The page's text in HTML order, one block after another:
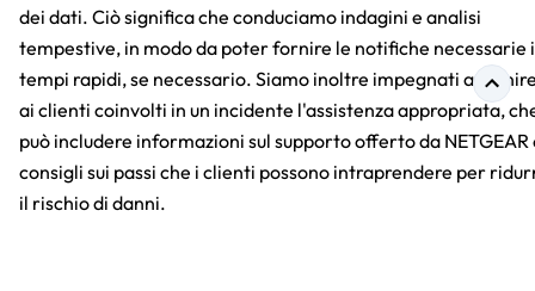
dei dati. Ciò significa che conduciamo indagini e analisi
tempestive, in modo da poter fornire le notifiche necessarie
tempi rapidi, se necessario. Siamo inoltre impegnati a
ai clienti coinvolti in un incidente l'assistenza appropriata,
può includere informazioni sul supporto offerto da NETGEAR
consigli sui passi che i clienti possono intraprendere per
il rischio di danni.